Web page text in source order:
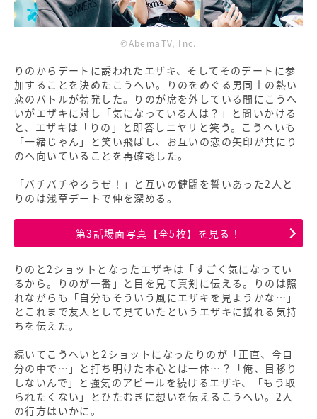
©AbemaTV, Inc.
りのからデートに誘われたエザキ、そしてそのデートに参
加することを決めたこうへい。りのをめぐる男同士の熱い
恋のバトルが勃発した。りのが席を外している間にこうへ
いがエザキに対し「気になっている人は？」と問いかける
と、エザキは「りの」と即答しニヤリと笑う。こうへいも
「一緒じゃん」と笑い飛ばし、お互いの恋の矢印が共にり
のへ向いていることを再確認した。
「バチバチやろうぜ！」と互いの健闘を誓いあった2人と
りのは浅草デートで仲を深める。
第3話場面写真【全5枚】を見る！
りのと2ショットとなったエザキは「すごく気になってい
るから。りのが一番」と目を見て真剣に伝える。りのは照
れながらも「自分もそういう風にエザキを見ようかな…」
とこれまで友人として見ていたというエザキに揺れる気持
ちを伝えた。
続いてこうへいと2ショットになったりのが「正直、今自
分の中で…」と打ち明けた本心とは一体…？「俺、目移り
しないんで」と強気のアピールを続けるエザキ、「もう取
られたくない」とひたむきに想いを伝えるこうへい。2人
の行方はいかに。